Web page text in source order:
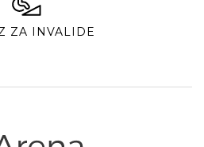
ZA INVALIDE